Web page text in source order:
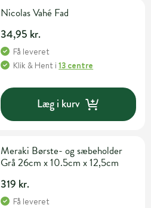
Nicolas Vahé Fad
34,95 kr.
Få leveret
Klik & Hent i13 centre
Læg i kurv
Meraki Børste- og sæbeholder
Grå 26cm x 10.5cm x 12,5cm
319 kr.
Få leveret